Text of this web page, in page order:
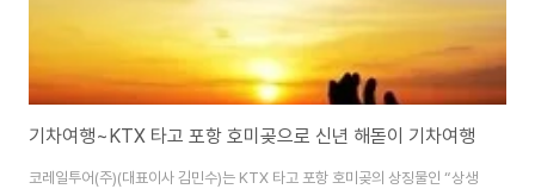
기차여행~KTX 타고 포항 호미곶으로 신년 해돋이 기차여행
코레일투어(주)(대표이사 김민수)는 KTX 타고 포항 호미곶의 상징물인 “상생